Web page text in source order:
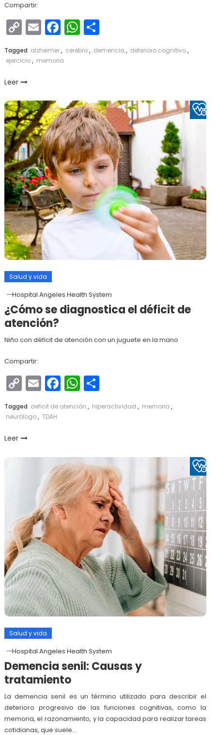
Compartir:
Copy
Link
EmailFacebook
WhatsApp
Compartir
Tagged alzheimer, cerebro, demencia , deterioro cognitivo,
ejercicio, memoria
Leer
Salud y vida
Hospital Angeles Health System
¿Cómo se diagnostica el déficit de
atención?
Niño con déficit de atención con un juguete en la mano
Compartir:
Copy
Link
EmailFacebook
WhatsApp
Compartir
Tagged deficit de atención , hiperactividad , memoria ,
neurólogo, TDAH
Leer
Salud y vida
Hospital Angeles Health System
Demencia senil: Causas y
tratamiento
La demencia senil es un término utilizado para describir el
deterioro progresivo de las funciones cognitivas, como la
memoria, el razonamiento, y la capacidad para realizar tareas
cotidianas, que suele…